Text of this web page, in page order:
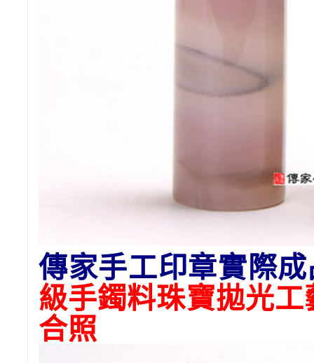
傳家手工印章實際
級手鐲料珠寶拋光
合照